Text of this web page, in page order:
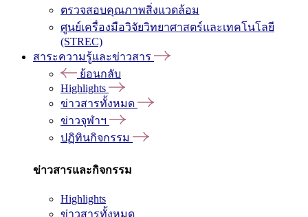
ตรวจสอบคุณภาพสิ่งแวดล้อม
ศูนย์เครื่องมือวิจัยวิทยาศาสตร์และเทคโนโลยี
(STREC)
สาระความรู้และข่าวสาร
ย้อนกลับ
Highlights
ข่าวสารทั้งหมด
ข่าวจุฬาฯ
ปฏิทินกิจกรรม
ข่าวสารและกิจกรรม
Highlights
ข่าวสารทั้งหมด